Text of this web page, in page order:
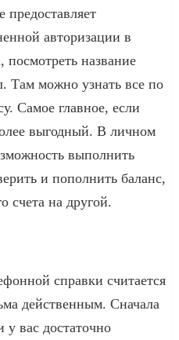
предоставляет
авторизации в
посмотреть название
Там можно узнать все по
Самое главное, если
выгодный. В личном
выполнить
и пополнить баланс,
счета на другой.
справки считается
действенным. Сначала
вас достаточно